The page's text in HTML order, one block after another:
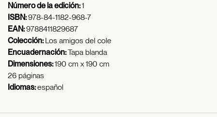
Número de la edición:1
ISBN:978-84-1182-968-7
EAN:9788411829687
Colección:Los amigos del cole
Encuadernación:Tapa blanda
Dimensiones:190 cm x 190 cm
26 páginas
Idiomas:español